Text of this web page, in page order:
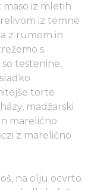
maso iz mletih
iz temne
z rumom in
s
testenine,
torte
madžarski
marelično
z marelično
na olju ocvrto